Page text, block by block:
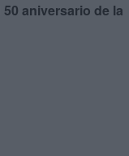
50 aniversario de la